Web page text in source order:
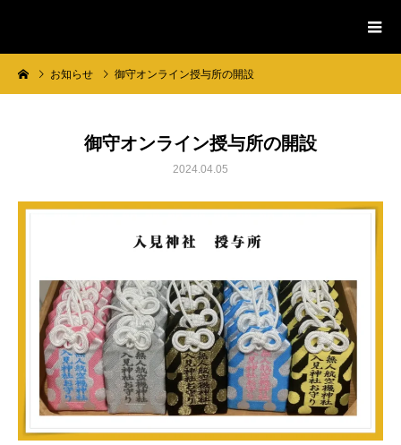
お知らせ 御守オンライン授与所の開設
御守オンライン授与所の開設
2024.04.05